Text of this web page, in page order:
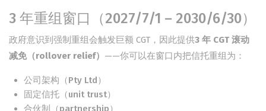
3 年重组窗口（2027/7/1 – 2030/6/30）
政府意识到强制重组会触发巨额 CGT，因此提供3 年 CGT 滚动
减免（rollover relief） ——你可以在窗口内把信托重组为：
公司架构（Pty Ltd）
固定信托（unit trust）
合伙制（partnership）